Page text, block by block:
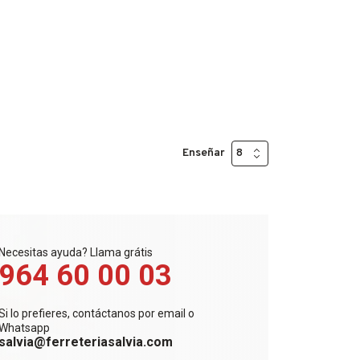
Enseñar
Necesitas ayuda? Llama grátis
964 60 00 03
lo prefieres, contáctanos por email o
salvia@ferreteriasalvia.com